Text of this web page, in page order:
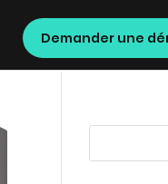
Demander une